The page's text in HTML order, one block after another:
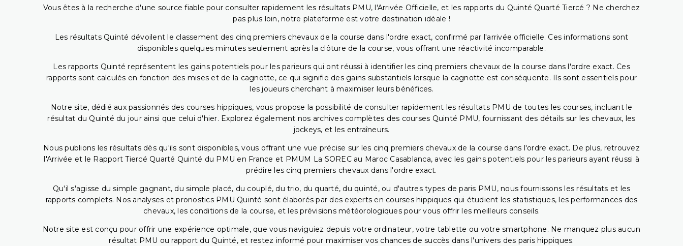
Vous êtes à la recherche d'une source fiable pour consulter rapidement les résultats PMU, l'Arrivée Officielle, et les rapports du Quinté Quarté Tiercé ? Ne cherchez
pas plus loin, notre plateforme est votre destination idéale !
Les résultats Quinté dévoilent le classement des cinq premiers chevaux de la course dans l'ordre exact, confirmé par l'arrivée officielle. Ces informations sont
disponibles quelques minutes seulement après la clôture de la course, vous offrant une réactivité incomparable.
Les rapports Quinté représentent les gains potentiels pour les parieurs qui ont réussi à identifier les cinq premiers chevaux de la course dans l'ordre exact. Ces
rapports sont calculés en fonction des mises et de la cagnotte, ce qui signifie des gains substantiels lorsque la cagnotte est conséquente. Ils sont essentiels pour
les joueurs cherchant à maximiser leurs bénéfices.
Notre site, dédié aux passionnés des courses hippiques, vous propose la possibilité de consulter rapidement les résultats PMU de toutes les courses, incluant le
résultat du Quinté du jour ainsi que celui d'hier. Explorez également nos archives complètes des courses Quinté PMU, fournissant des détails sur les chevaux, les
jockeys, et les entraîneurs.
Nous publions les résultats dès qu'ils sont disponibles, vous offrant une vue précise sur les cinq premiers chevaux de la course dans l'ordre exact. De plus, retrouvez
l'Arrivée et le Rapport Tiercé Quarté Quinté du PMU en France et PMUM La SOREC au Maroc Casablanca, avec les gains potentiels pour les parieurs ayant réussi à
prédire les cinq premiers chevaux dans l'ordre exact.
Qu'il s'agisse du simple gagnant, du simple placé, du couplé, du trio, du quarté, du quinté, ou d'autres types de paris PMU, nous fournissons les résultats et les
rapports complets. Nos analyses et pronostics PMU Quinté sont élaborés par des experts en courses hippiques qui étudient les statistiques, les performances des
chevaux, les conditions de la course, et les prévisions météorologiques pour vous offrir les meilleurs conseils.
Notre site est conçu pour offrir une expérience optimale, que vous naviguiez depuis votre ordinateur, votre tablette ou votre smartphone. Ne manquez plus aucun
résultat PMU ou rapport du Quinté, et restez informé pour maximiser vos chances de succès dans l'univers des paris hippiques.